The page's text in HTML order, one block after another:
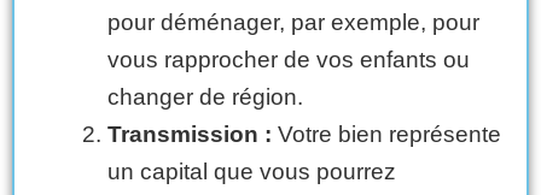
pour déménager, par exemple, pour
vous rapprocher de vos enfants ou
changer de région.
Transmission : Votre bien représente
un capital que vous pourrez